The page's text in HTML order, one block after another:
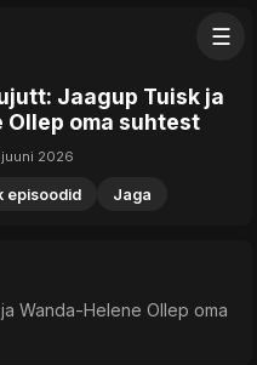
☰
Jaagup Tuisk ja
Ollep oma suhtest
juuni 2026
episoodid Jaga
Wanda-Helene Ollep oma